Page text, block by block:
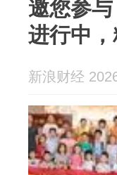
邀您参
进行中
新浪财经